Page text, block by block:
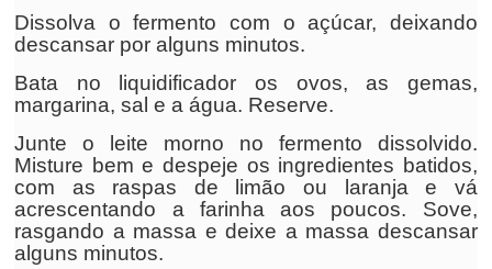
Dissolva o fermento com o açúcar, deixando
descansar por alguns minutos.
Bata no liquidificador os ovos, as gemas,
margarina, sal e a água. Reserve.
Junte o leite morno no fermento dissolvido.
Misture bem e despeje os ingredientes batidos,
com as raspas de limão ou laranja e vá
acrescentando a farinha aos poucos. Sove,
rasgando a massa e deixe a massa descansar
alguns minutos.